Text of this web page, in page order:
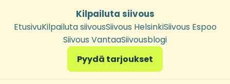
Kilpailuta siivous
EtusivuKilpailuta siivousSiivous HelsinkiSiivous Espoo
Siivous VantaaSiivousblogi
Pyydä tarjoukset